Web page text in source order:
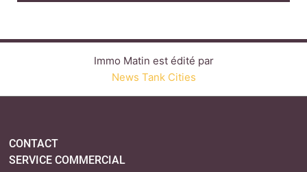
Immo Matin est édité par
News Tank Cities
CONTACT
SERVICE COMMERCIAL